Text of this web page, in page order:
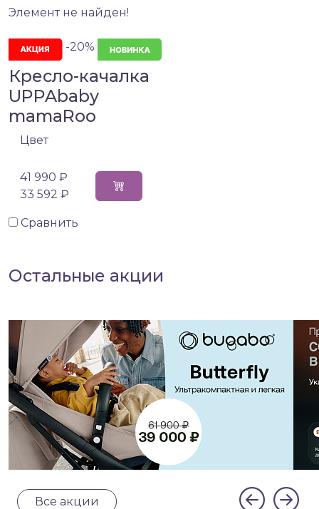
Элемент не найден!
-20%
Кресло-качалка
UPPAbaby
mamaRoo
Цвет
41 990 ₽
33 592 ₽
Сравнить
Остальные акции
Все акции